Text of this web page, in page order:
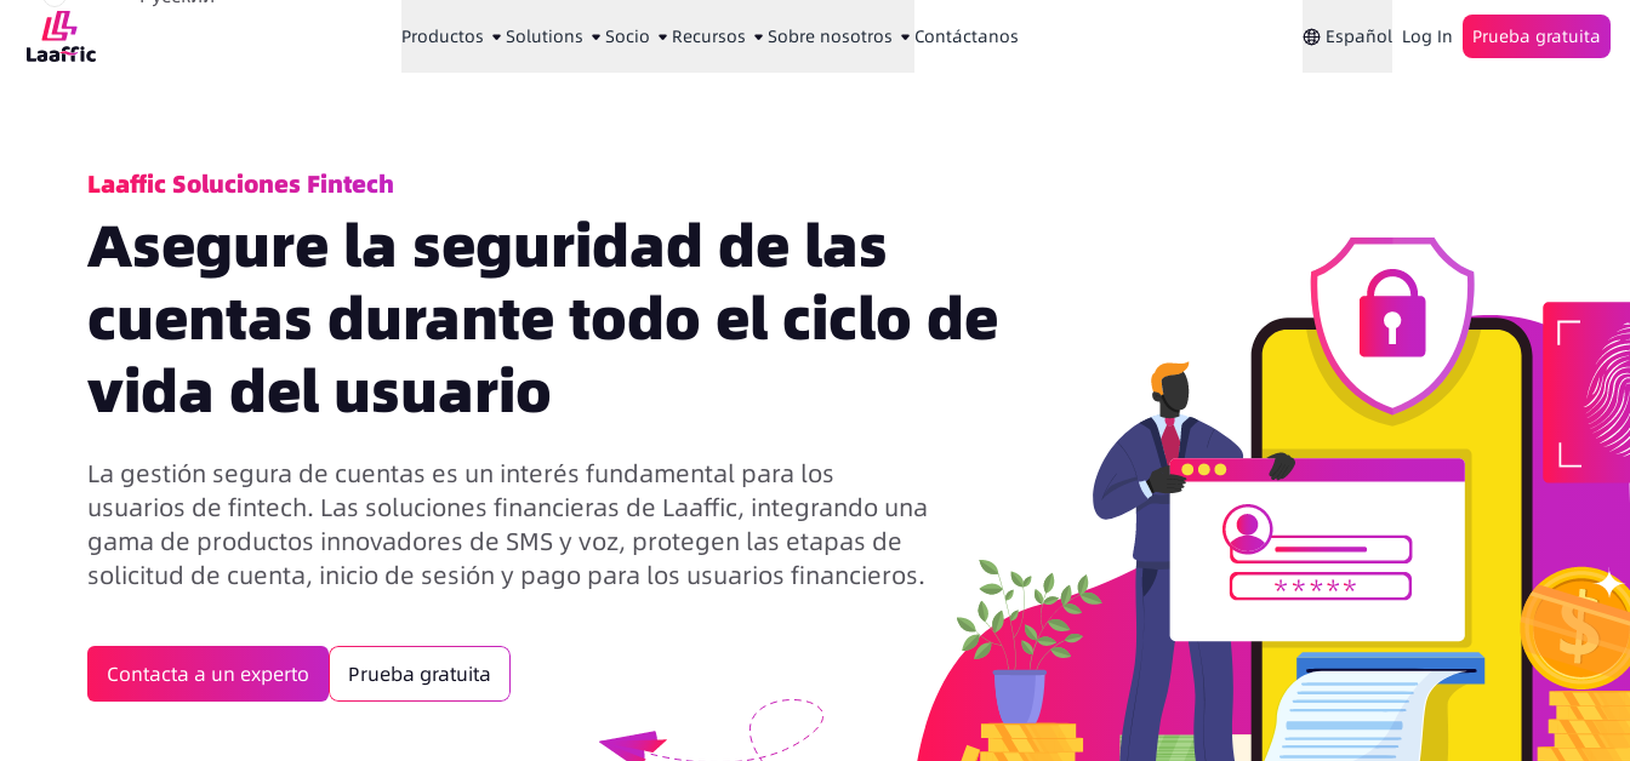
Productos Solutions Socio Recursos Sobre nosotros Contáctanos Español Log In Prueba gratuita
Laaffic Soluciones Fintech
Asegure la seguridad de las
cuentas durante todo el ciclo de
vida del usuario
La gestión segura de cuentas es un interés fundamental para los
usuarios de fintech. Las soluciones financieras de Laaffic, integrando una
gama de productos innovadores de SMS y voz, protegen las etapas de
solicitud de cuenta, inicio de sesión y pago para los usuarios financieros.
Contacta a un experto Prueba gratuita